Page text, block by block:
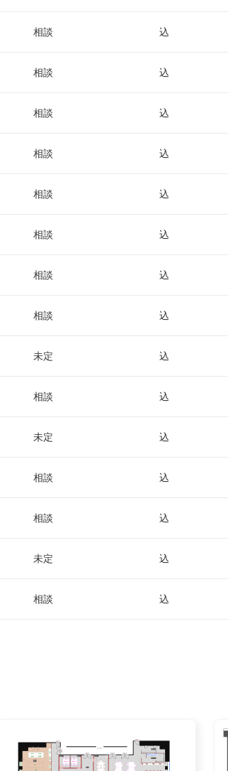
相談 込
相談 込
相談 込
相談 込
相談 込
相談 込
相談 込
相談 込
未定 込
相談 込
未定 込
相談 込
相談 込
未定 込
相談 込